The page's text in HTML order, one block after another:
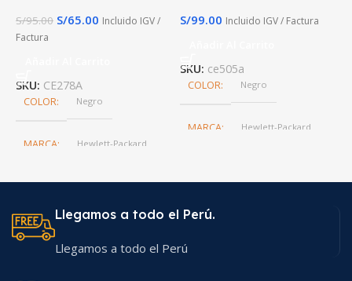
S/95.00 S/65.00 Incluido IGV /
Factura
SKU: CE278A
COLOR Negro
MARCA Hewlett-Packard
S/99.00 Incluido IGV / Factura
SKU: ce505a
COLOR Negro
MARCA Hewlett-Packard
Llegamos a todo el Perú.
Llegamos a todo el Perú